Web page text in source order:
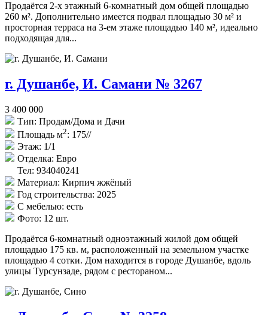
Продаётся 2-х этажный 6-комнатный дом общей площадью
260 м². Дополнительно имеется подвал площадью 30 м² и
просторная терраса на 3-ем этаже площадью 140 м², идеально
подходящая для...
г. Душанбе, И. Самани № 3267
3 400 000
Тип: Продам/Дома и Дачи
Площадь м2: 175//
Этаж: 1/1
Отделка: Евро
Тел: 934040241
Материал: Кирпич жжёный
Год строительства: 2025
С мебелью: есть
Фото: 12 шт.
Продаётся 6-комнатный одноэтажный жилой дом общей
площадью 175 кв. м, расположенный на земельном участке
площадью 4 сотки. Дом находится в городе Душанбе, вдоль
улицы Турсунзаде, рядом с рестораном...